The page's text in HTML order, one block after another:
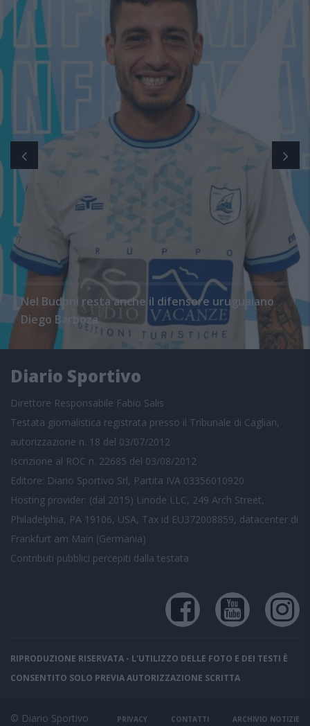
Nel Budoni resta anche il difensore uruguaiano
Diego Barboza
Diario Sportivo
Direttore Responsabile Fabio Salis
Testata giornalistica registrata presso il Tribunale di Cagliari,
autorizzazione n. 18 del 03/07/2012
Iscrizione al ROC n. 22685 del 03/08/2012
Editore: Diario Sportivo Srl, Partita IVA 03356010920
Hosting provider: (dal 2015) Linode LLC, 249 Arch Street,
Philadelphia, PA 19106, USA, Tax id EU372008859, datacenter di
Frankfurt am Main (Germania)
Contributi pubblici percepiti dalla testata
RIPRODUZIONE RISERVATA - L'UTILIZZO DELLE FOTO E DEI TESTI È
CONSENTITO SOLO PREVIA AUTORIZZAZIONE SCRITTA
© Diario Sportivo PRIVACY CONTATTI ARCHIVIO NOTIZIE